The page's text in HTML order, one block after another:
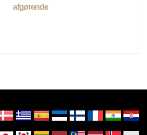
afgørende